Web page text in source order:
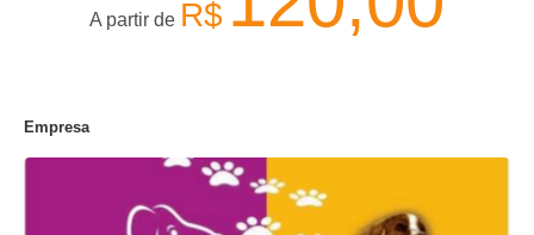
A partir de R$
Empresa